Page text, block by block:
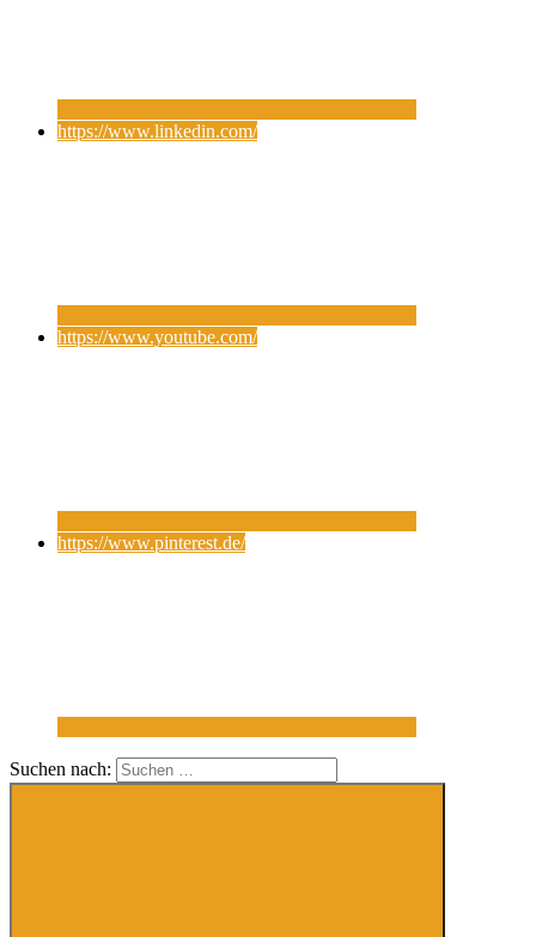
https://www.linkedin.com/
https://www.youtube.com/
https://www.pinterest.de/
Suchen nach: